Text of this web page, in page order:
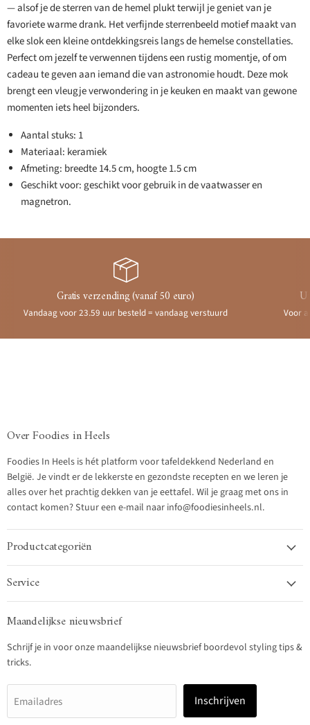
— alsof je de sterren van de hemel plukt terwijl je geniet van je
favoriete warme drank. Het verfijnde sterrenbeeld motief maakt van
elke slok een kleine ontdekkingsreis langs de hemelse constellaties.
Perfect om jezelf te verwennen tijdens een rustig momentje, of om
cadeau te geven aan iemand die van astronomie houdt. Deze mok
brengt een vleugje verwondering in je keuken en maakt van gewone
momenten iets heel bijzonders.
Aantal stuks: 1
Materiaal: keramiek
Afmeting: breedte 14.5 cm, hoogte 1.5 cm
Geschikt voor: geschikt voor gebruik in de vaatwasser en
magnetron.
Gratis verzending (vanaf 50 euro)
Vandaag voor 23.59 uur besteld = vandaag verstuurd Voor
Over Foodies in Heels
Foodies In Heels is hét platform voor tafeldekkend Nederland en
België. Je vindt er de lekkerste en gezondste recepten en we leren je
alles over het prachtig dekken van je eettafel. Wil je graag met ons in
contact komen? Stuur een e-mail naar info@foodiesinheels.nl.
Productcategoriën
Service
Maandelijkse nieuwsbrief
Schrijf je in voor onze maandelijkse nieuwsbrief boordevol styling tips &
tricks.
Emailadres Inschrijven